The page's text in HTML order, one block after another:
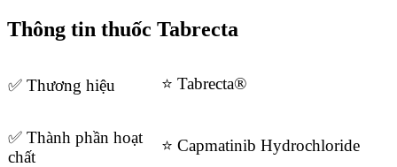
Thông tin thuốc Tabrecta
✅ Thương hiệu ⭐ Tabrecta®
✅ Thành phần hoạt
chất
⭐ Capmatinib Hydrochloride